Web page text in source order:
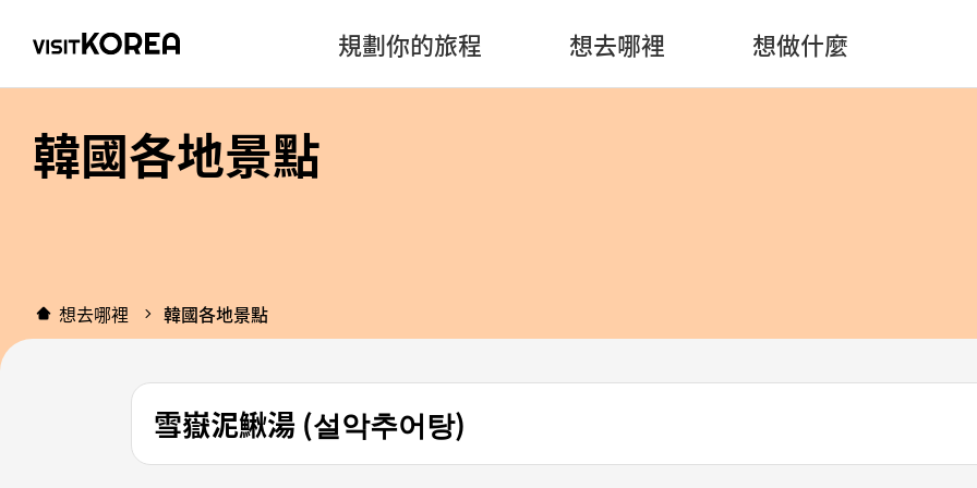
規劃你的旅程 想去哪裡 想做什麼
韓國各地景點
想去哪裡 韓國各地景點
雪嶽泥鰍湯 (설악추어탕)